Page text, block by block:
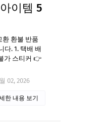
이템 5
환 환불 반품
다. 1. 택배 배
가 스티커 👉
02, 2026
한 내용 보기